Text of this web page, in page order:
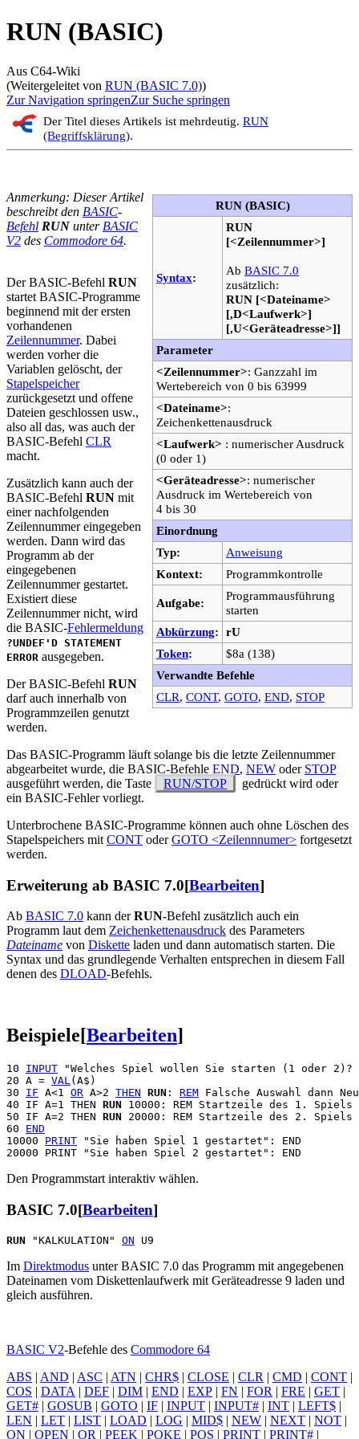
RUN (BASIC)
Aus C64-Wiki
(Weitergeleitet von RUN (BASIC 7.0))
Zur Navigation springenZur Suche springen
Der Titel dieses Artikels ist mehrdeutig. RUN
(Begriffsklärung).
RUN (BASIC)
Syntax:
RUN
[<Zeilennummer>]
Ab BASIC 7.0
zusätzlich:
RUN [<Dateiname>
[,D<Laufwerk>]
[,U<Geräteadresse>]]
Parameter
<Zeilennummer>: Ganzzahl im
Wertebereich von 0 bis 63999
<Dateiname>:
Zeichenkettenausdruck
<Laufwerk> : numerischer Ausdruck
(0 oder 1)
<Geräteadresse>: numerischer
Ausdruck im Wertebereich von
4 bis 30
Einordnung
Typ:
Anweisung
Kontext:
Programmkontrolle
Aufgabe:
Programmausführung
starten
Abkürzung: rU
Token:
$8a (138)
Verwandte Befehle
CLR, CONT, GOTO, END, STOP
Anmerkung: Dieser Artikel
beschreibt den BASIC-
Befehl RUN unter BASIC
V2 des Commodore 64.
Der BASIC-Befehl RUN
startet BASIC-Programme
beginnend mit der ersten
vorhandenen
Zeilennummer. Dabei
werden vorher die
Variablen gelöscht, der
Stapelspeicher
zurückgesetzt und offene
Dateien geschlossen usw.,
also all das, was auch der
BASIC-Befehl CLR
macht.
Zusätzlich kann auch der
BASIC-Befehl RUN mit
einer nachfolgenden
Zeilennummer eingegeben
werden. Dann wird das
Programm ab der
eingegebenen
Zeilennummer gestartet.
Existiert diese
Zeilennummer nicht, wird
die BASIC-Fehlermeldung
?UNDEF'D STATEMENT
ERROR ausgegeben.
Der BASIC-Befehl RUN
darf auch innerhalb von
Programmzeilen genutzt
werden.
Das BASIC-Programm läuft solange bis die letzte Zeilennummer
abgearbeitet wurde, die BASIC-Befehle END, NEW oder STOP
ausgeführt werden, die Taste
RUN/STOP
gedrückt wird oder
ein BASIC-Fehler vorliegt.
Unterbrochene BASIC-Programme können auch ohne Löschen des
Stapelspeichers mit CONT oderGOTO <Zeilennnumer> fortgesetzt
werden.
Erweiterung ab BASIC 7.0[Bearbeiten]
Ab BASIC 7.0 kann derRUN-Befehl zusätzlich auch ein
Programm laut dem Zeichenkettenausdruck des Parameters
Dateiname von Diskette laden und dann automatisch starten. Die
Syntax und das grundlegende Verhalten entsprechen in diesem Fall
denen des DLOAD-Befehls.
Beispiele[Bearbeiten]
10 INPUT "Welches Spiel wollen Sie starten (1 oder 2)?
20 A = VAL(A$)
30 IF A<1 OR A>2 THEN RUN : REM Falsche Auswahl dann
40 IF A=1 THEN RUN 10000: REM Startzeile des 1. Spiels
50 IF A=2 THEN RUN 20000: REM Startzeile des 2. Spiels
60 END
10000 PRINT "Sie haben Spiel 1 gestartet": END
Den Programmstart interaktiv wählen.
BASIC 7.0[Bearbeiten]
RUN "KALKULATION" ON
Im Direktmodus unter BASIC 7.0 das Programm mit angegebenen
Dateinamen vom Diskettenlaufwerk mit Geräteadresse 9 laden und
gleich ausführen.
BASIC V2-Befehle des Commodore 64
ABS | AND | ASC | ATN | CHR$ | CLOSE | CLR | CMD | CONT |
COS | DATA | DEF | DIM | END | EXP | FN | FOR | FRE | GET |
GET# | GOSUB | GOTO | IF | INPUT | INPUT# | INT | LEFT$ |
LEN | LET | LIST | LOAD | LOG | MID$ | NEW | NEXT | NOT |
ON | OPEN | OR | PEEK | POKE | POS | PRINT | PRINT# |